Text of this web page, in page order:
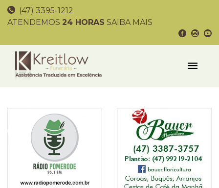
(47) 3395-1212
ATENDEMOS 24 HORAS SAIBA MAIS